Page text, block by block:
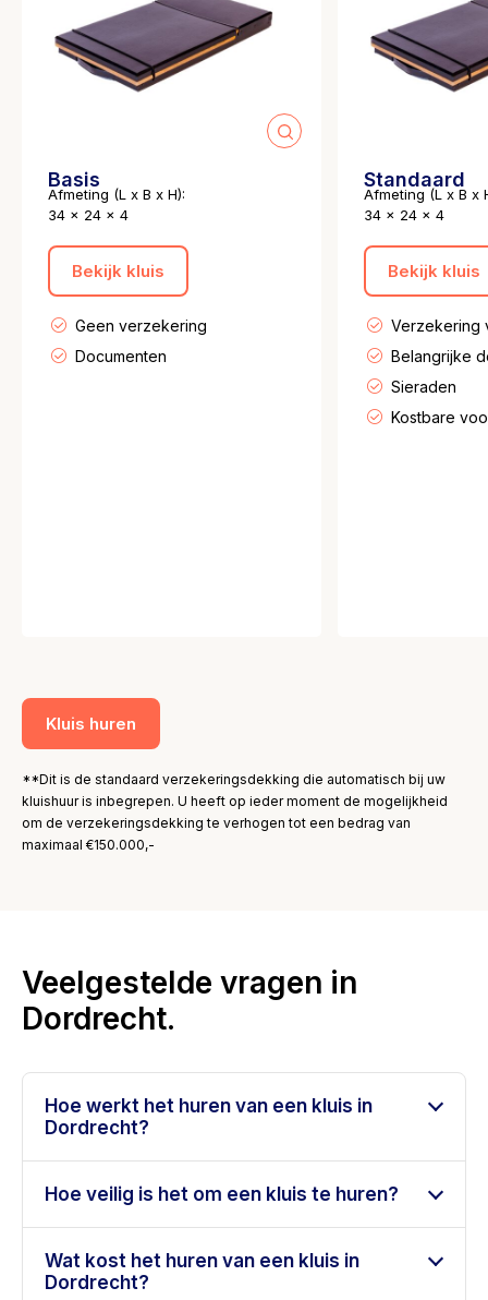
Basis
Afmeting (L x B x H):
34 x 24 x 4
Bekijk kluis
Geen verzekering
Documenten
Standaard
Afmeting (L x B x
34 x 24 x 4
Bekijk kluis
Belangrijke
Sieraden
Kostbare
Kluis huren
**Dit is de standaard verzekeringsdekking die automatisch bij uw
kluishuur is inbegrepen. U heeft op ieder moment de mogelijkheid
om de verzekeringsdekking te verhogen tot een bedrag van
maximaal €150.000,-
Veelgestelde vragen in
Dordrecht.
Hoe werkt het huren van een kluis in
Dordrecht?
Hoe veilig is het om een kluis te huren?
Wat kost het huren van een kluis in
Dordrecht?